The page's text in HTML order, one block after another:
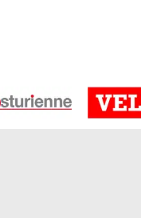
à cause du fait
des experts
pose et
Robert gouttière est